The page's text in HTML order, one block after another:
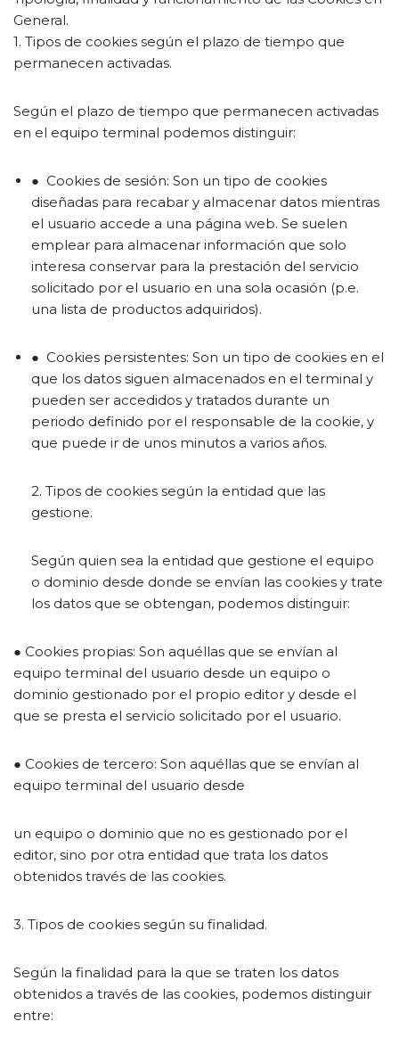
General.
1. Tipos de cookies según el plazo de tiempo que
permanecen activadas.
Según el plazo de tiempo que permanecen activadas
en el equipo terminal podemos distinguir:
● Cookies de sesión: Son un tipo de cookies
diseñadas para recabar y almacenar datos mientras
el usuario accede a una página web. Se suelen
emplear para almacenar información que solo
interesa conservar para la prestación del servicio
solicitado por el usuario en una sola ocasión (p.e.
una lista de productos adquiridos).
● Cookies persistentes: Son un tipo de cookies en el
que los datos siguen almacenados en el terminal y
pueden ser accedidos y tratados durante un
periodo definido por el responsable de la cookie, y
que puede ir de unos minutos a varios años.
2. Tipos de cookies según la entidad que las
gestione.
Según quien sea la entidad que gestione el equipo
o dominio desde donde se envían las cookies y trate
los datos que se obtengan, podemos distinguir:
● Cookies propias: Son aquéllas que se envían al
equipo terminal del usuario desde un equipo o
dominio gestionado por el propio editor y desde el
que se presta el servicio solicitado por el usuario.
● Cookies de tercero: Son aquéllas que se envían al
equipo terminal del usuario desde
un equipo o dominio que no es gestionado por el
editor, sino por otra entidad que trata los datos
obtenidos través de las cookies.
3. Tipos de cookies según su finalidad.
Según la finalidad para la que se traten los datos
obtenidos a través de las cookies, podemos distinguir
entre: